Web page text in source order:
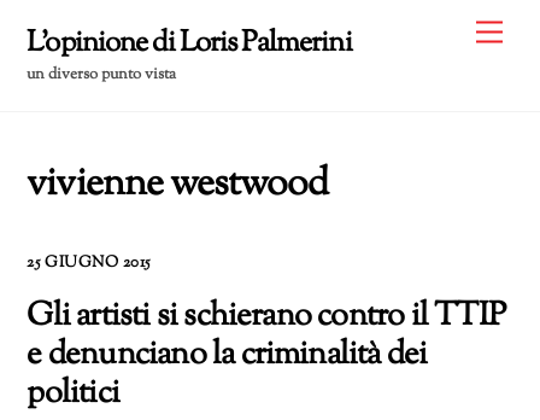
content
L'opinione di Loris Palmerini
un diverso punto vista
vivienne westwood
25 GIUGNO 2015
Gli artisti si schierano contro il TTIP
e denunciano la criminalità dei
politici